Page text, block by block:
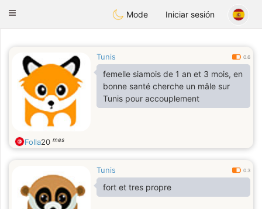
Animour
Toggle
Mode Iniciar sesión
Tunis 0.6
femelle siamois de 1 an et 3 mois, en
bonne santé cherche un mâle sur
Tunis pour accouplement
Folla20 mes
Tunis 0.3
fort et tres propre